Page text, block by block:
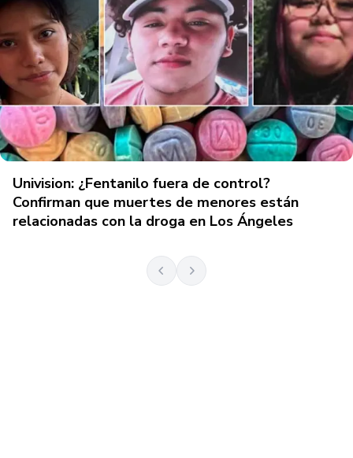
Univision: ¿Fentanilo fuera de control?
Confirman que muertes de menores están
relacionadas con la droga en Los Ángeles